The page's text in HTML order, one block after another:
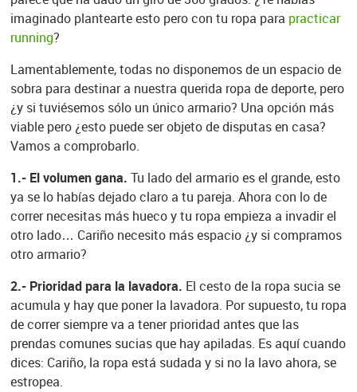
imaginado plantearte esto pero con tu ropa para practicar
running?
Lamentablemente, todas no disponemos de un espacio de
sobra para destinar a nuestra querida ropa de deporte, pero
¿y si tuviésemos sólo un único armario? Una opción más
viable pero ¿esto puede ser objeto de disputas en casa?
Vamos a comprobarlo.
1.- El volumen gana. Tu lado del armario es el grande, esto
ya se lo habías dejado claro a tu pareja. Ahora con lo de
correr necesitas más hueco y tu ropa empieza a invadir el
otro lado… Cariño necesito más espacio ¿y si compramos
otro armario?
2.- Prioridad para la lavadora. El cesto de la ropa sucia se
acumula y hay que poner la lavadora. Por supuesto, tu ropa
de correr siempre va a tener prioridad antes que las
prendas comunes sucias que hay apiladas. Es aquí cuando
dices: Cariño, la ropa está sudada y si no la lavo ahora, se
estropea.